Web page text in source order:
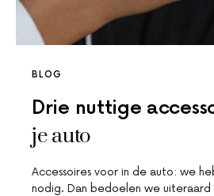
BLOG
Drie nuttige
je auto
Accessoires voor in de auto: we
nodig. Dan bedoelen we